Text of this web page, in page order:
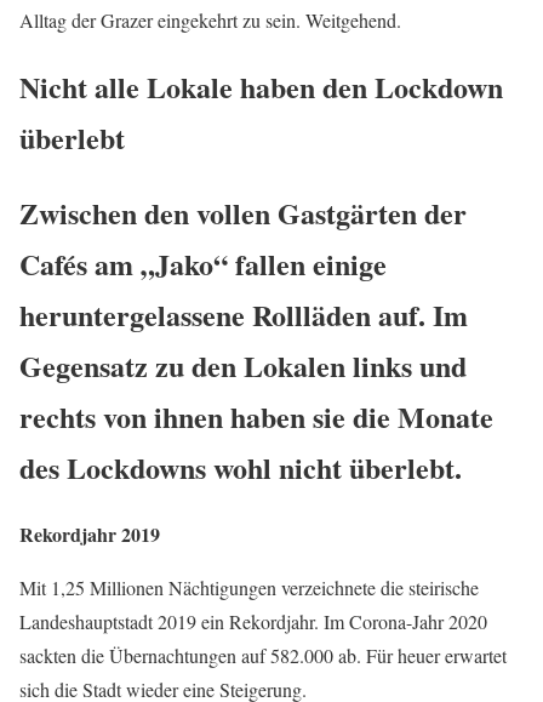
Alltag der Grazer eingekehrt zu sein. Weitgehend.
Nicht alle Lokale haben den Lockdown
überlebt
Zwischen den vollen Gastgärten der
Cafés am „Jako“ fallen einige
heruntergelassene Rollläden auf. Im
Gegensatz zu den Lokalen links und
rechts von ihnen haben sie die Monate
des Lockdowns wohl nicht überlebt.
Rekordjahr 2019
Mit 1,25 Millionen Nächtigungen verzeichnete die steirische
Landeshauptstadt 2019 ein Rekordjahr. Im Corona-Jahr 2020
sackten die Übernachtungen auf 582.000 ab. Für heuer erwartet
sich die Stadt wieder eine Steigerung.